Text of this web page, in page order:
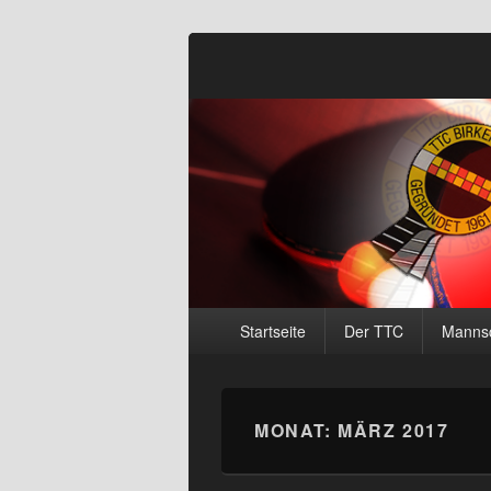
Startseite Der TTC
MONAT: MÄRZ 2017